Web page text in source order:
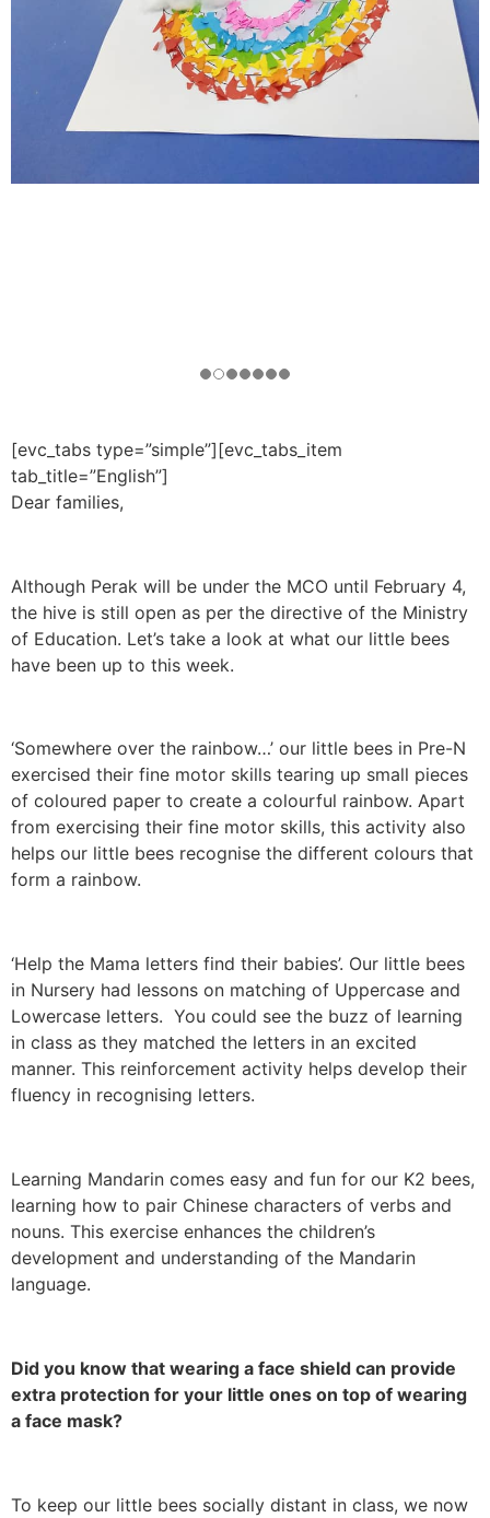
[evc_tabs type=”simple”][evc_tabs_item
tab_title=”English”]
Dear families,
Although Perak will be under the MCO until February 4,
the hive is still open as per the directive of the Ministry
of Education. Let’s take a look at what our little bees
have been up to this week.
‘Somewhere over the rainbow…’ our little bees in Pre-N
exercised their fine motor skills tearing up small pieces
of coloured paper to create a colourful rainbow. Apart
from exercising their fine motor skills, this activity also
helps our little bees recognise the different colours that
form a rainbow.
‘Help the Mama letters find their babies’. Our little bees
in Nursery had lessons on matching of Uppercase and
Lowercase letters. You could see the buzz of learning
in class as they matched the letters in an excited
manner. This reinforcement activity helps develop their
fluency in recognising letters.
Learning Mandarin comes easy and fun for our K2 bees,
learning how to pair Chinese characters of verbs and
nouns. This exercise enhances the children’s
development and understanding of the Mandarin
language.
Did you know that wearing a face shield can provide
extra protection for your little ones on top of wearing
a face mask?
To keep our little bees socially distant in class, we now